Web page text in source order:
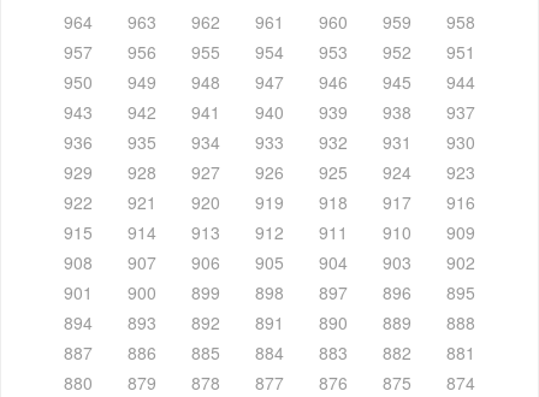
964
963 962 961 960 959
958
957
956 955 954 953 952
951
950
949 948 947 946 945
944
943
942 941 940 939 938
937
936
935 934 933 932 931
930
929
928 927 926 925 924
923
922
921 920 919 918 917
916
915
914 913 912 911 910
909
908
907 906 905 904 903
902
901
900 899 898 897 896
895
894
893 892 891 890 889
888
887
886 885 884 883 882
881
880
879 878 877 876 875
874